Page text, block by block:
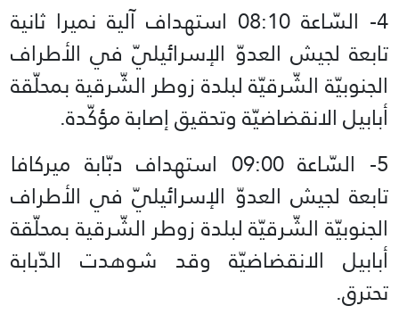
4- السّاعة 08:10 استهداف آلية نميرا ثانية
تابعة لجيش العدوّ الإسرائيليّ في الأطراف
الجنوبيّة الشّرقيّة لبلدة زوطر الشّرقية بمحلّقة
أبابيل الانقضاضيّة وتحقيق إصابة مؤكّدة.
5- السّاعة 09:00 استهداف دبّابة ميركافا
تابعة لجيش العدوّ الإسرائيليّ في الأطراف
الجنوبيّة الشّرقيّة لبلدة زوطر الشّرقية بمحلّقة
أبابيل الانقضاضيّة وقد شوهدت الدّبابة
تحترق.